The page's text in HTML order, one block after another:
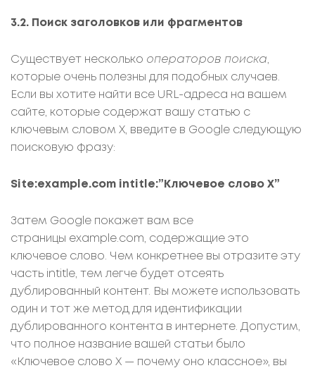
3.2. Поиск заголовков или фрагментов
Существует несколько операторов поиска
которые очень полезны для подобных случаев.
Если вы хотите найти все URL-адреса на вашем
сайте, которые содержат вашу статью с
ключевым словом X, введите в Google следующую
поисковую фразу:
Site:example.com intitle:”Ключевое слово X”
Затем Google покажет вам все
страницы example.com, содержащие это
ключевое слово. Чем конкретнее вы отразите эту
часть intitle, тем легче будет отсеять
дублированный контент. Вы можете использовать
один и тот же метод для идентификации
дублированного контента в интернете. Допустим,
что полное название вашей статьи было
«Ключевое слово X — почему оно классное», вы